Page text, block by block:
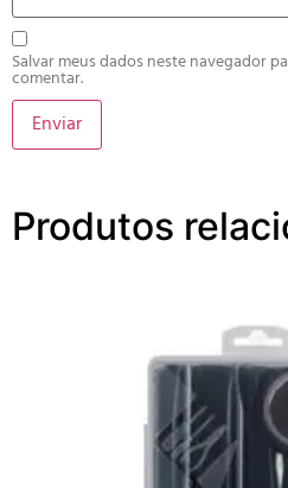
Salvar meus dados neste navegador
comentar.
Produtos